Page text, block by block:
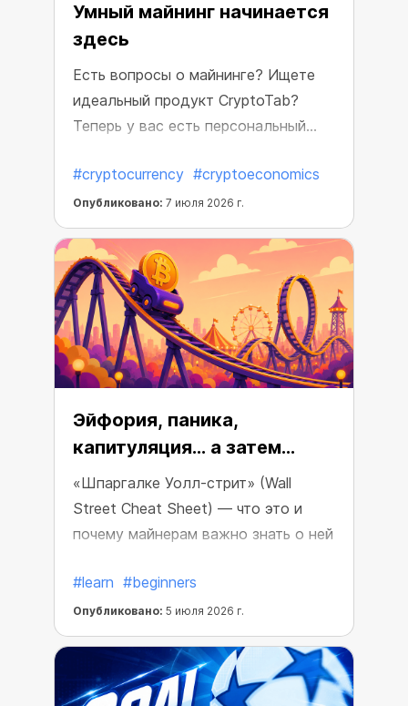
Умный майнинг начинается
здесь
Есть вопросы о майнинге? Ищете
идеальный продукт CryptoTab?
Теперь у вас есть персональный
добиться максимальных
результатов.
#cryptocurrency #cryptoeconomics
Опубликовано: 7 июля 2026 г.
Эйфория, паника,
капитуляция… а затем
рост?
«Шпаргалке Уолл-стрит» (Wall
Street Cheat Sheet) — что это и
почему майнерам важно знать о ней
#learn #beginners
Опубликовано: 5 июля 2026 г.